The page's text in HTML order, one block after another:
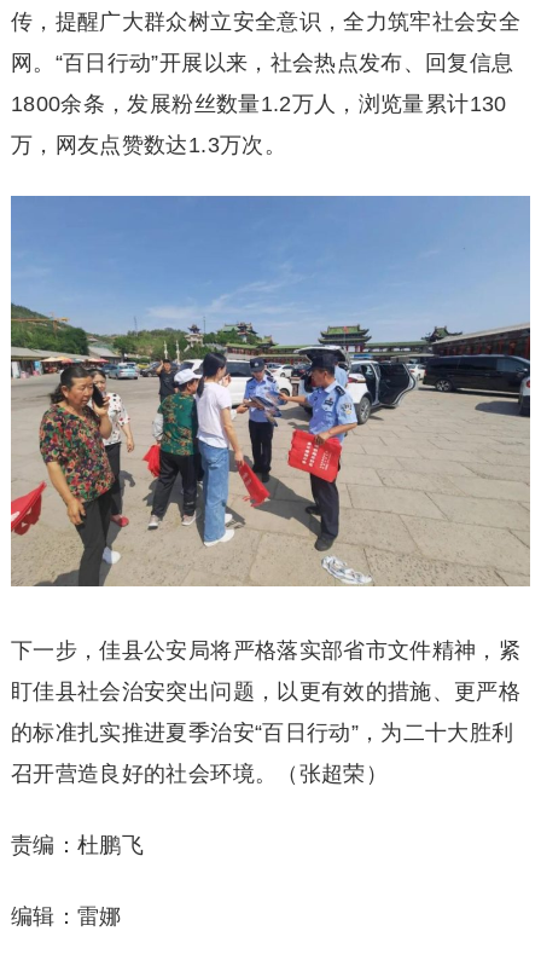
传，提醒广大群众树立安全意识，全力筑牢社会安全
网。“百日行动”开展以来，社会热点发布、回复信息
1800余条，发展粉丝数量1.2万人，浏览量累计130
万，网友点赞数达1.3万次。
下一步，佳县公安局将严格落实部省市文件精神，紧
盯佳县社会治安突出问题，以更有效的措施、更严格
的标准扎实推进夏季治安“百日行动”，为二十大胜利
召开营造良好的社会环境。（张超荣）
责编：杜鹏飞
编辑：雷娜